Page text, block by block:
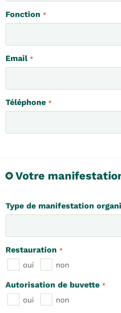
Fonction *
Email *
Téléphone *
Votre
Type de manifestation
Restauration *
oui non
Autorisation de buvette *
oui non